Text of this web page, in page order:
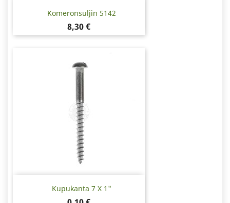
Komeronsuljin 5142
Hinta
8,30 €
Kupukanta 7 X 1"